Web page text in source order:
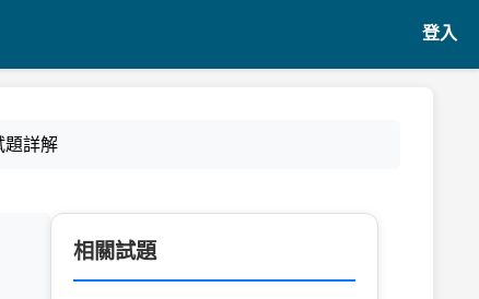
登入
題詳解
相關試題